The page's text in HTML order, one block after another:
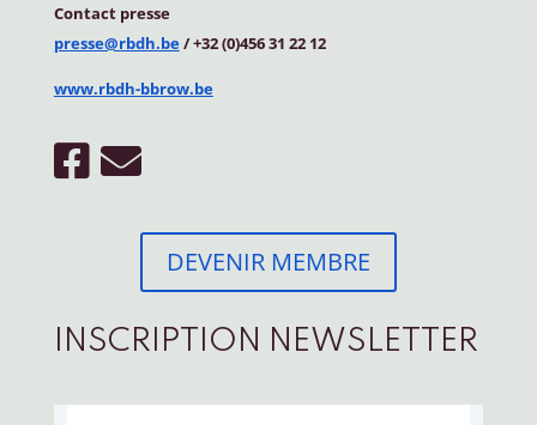
Contact presse
presse@rbdh.be/ +32 (0)456 31 22 12
www.rbdh-bbrow.be
DEVENIR MEMBRE
INSCRIPTION NEWSLETTER